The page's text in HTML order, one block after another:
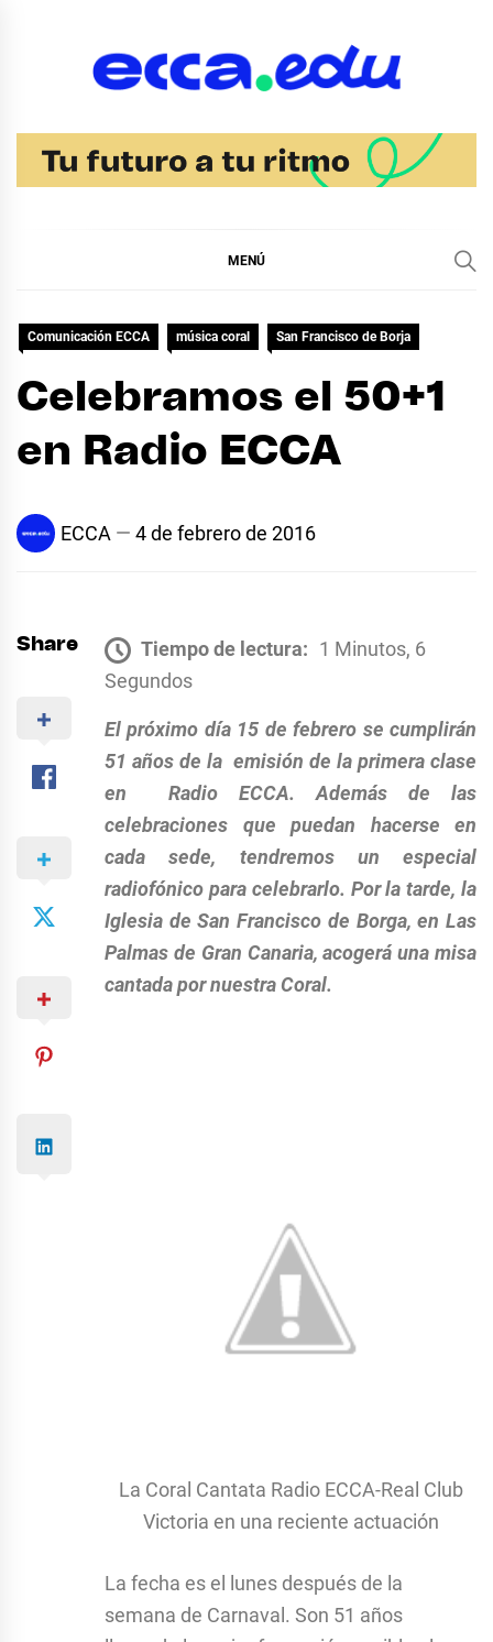
MENÚ
Comunicación ECCA música coral San Francisco de Borja
Celebramos el 50+1
en Radio ECCA
ECCA 4 de febrero de 2016
Share Tiempo de lectura: 1 Minutos, 6
Segundos
El próximo día 15 de febrero se cumplirán
51 años de la emisión de la primera clase
en Radio ECCA. Además de las
celebraciones que puedan hacerse en
cada sede, tendremos un especial
radiofónico para celebrarlo. Por la tarde, la
Iglesia de San Francisco de Borga, en Las
Palmas de Gran Canaria, acogerá una misa
cantada por nuestra Coral.
La Coral Cantata Radio ECCA-Real Club
Victoria en una reciente actuación
La fecha es el lunes después de la
semana de Carnaval. Son 51 años